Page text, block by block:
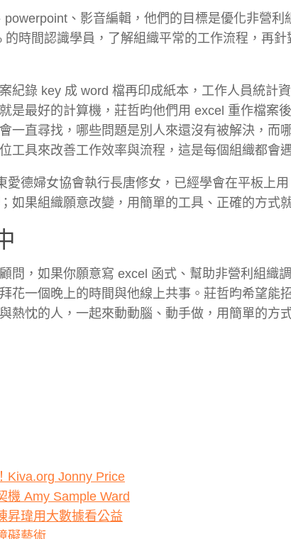
、影音編輯，他們的目標是優化非營
時間認識學員，了解組織平常的工作流程，再
紀錄 key 成 word 檔再印成紙本，工作人員統計
是最好的計算機，莊哲昀他們用 excel 重作檔案
一直尋找，哪些問題是別人來還沒有被解決，而
工具來改善工作效率與流程，這是每個組織都會
愛德婦女協會執行長唐修女，已經學會在平板上
如果組織願意改變，用簡單的工具、正確的方式
問，如果你願意寫 excel 函式、幫助非營利組織
花一個晚上的時間與他線上共事。莊哲昀希望能
熱忱的人，一起來動動腦、動手做，用簡單的方
Kiva.org Jonny Price
機 Amy Sample Ward
昇瑋用大數據看公益
礙藝術